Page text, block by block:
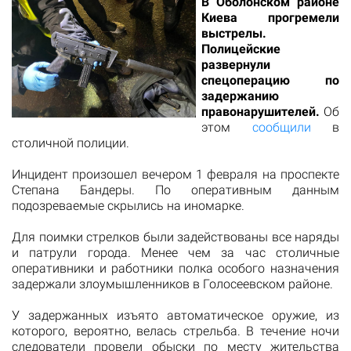
Киева прогремели
выстрелы.
Полицейские
развернули
спецоперацию по
задержанию
правонарушителей. Об
этом сообщили в
столичной полиции.
Инцидент произошел вечером 1 февраля на проспекте
Степана Бандеры. По оперативным данным
подозреваемые скрылись на иномарке.
Для поимки стрелков были задействованы все наряды
и патрули города. Менее чем за час столичные
оперативники и работники полка особого назначения
задержали злоумышленников в Голосеевском районе.
У задержанных изъято автоматическое оружие, из
которого, вероятно, велась стрельба. В течение ночи
следователи провели обыски по месту жительства